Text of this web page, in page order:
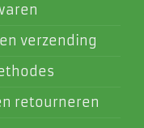
verzending
retourneren